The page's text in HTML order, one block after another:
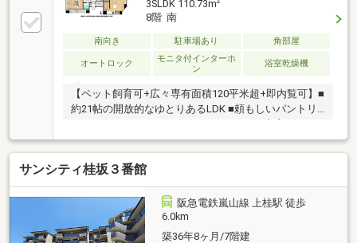
3SLDK 110.73m
8階 南
南向き 駐車場あり 角部屋
オートロック
モニタ付インターホ
ン
浴室乾燥機
【ペット飼育可+広々専有面積120平米超+即内覧可】■
約21帖の開放的なゆとりあるLDK ■頼もしいパントリ
ーやウォークインクローゼットなどあり■書斎スペー
スもあり在宅ワークにも重宝します
サンシティ桂坂３番館
阪急電鉄嵐山線 上桂駅 徒歩
6.0km
築36年8ヶ月/7階建